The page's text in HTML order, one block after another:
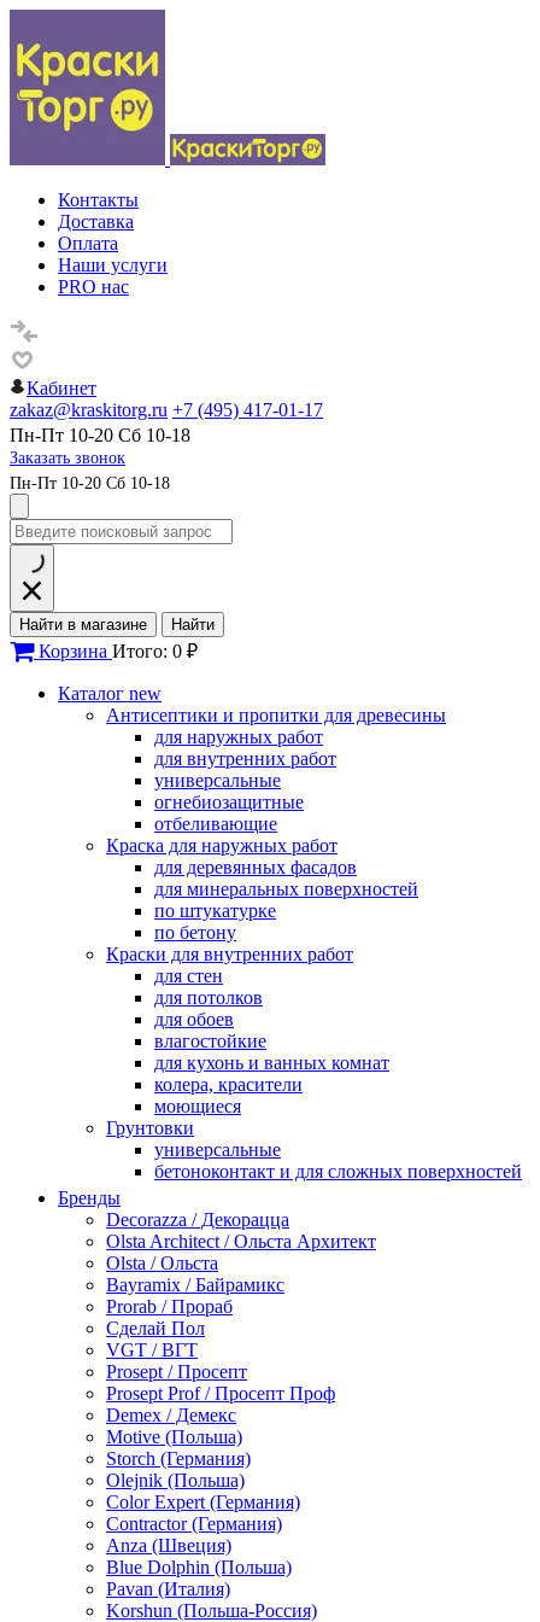
Контакты
Доставка
Оплата
Наши услуги
PRO нас
Кабинет
zakaz@kraskitorg.ru +7 (495) 417-01-17
Пн-Пт 10-20 Сб 10-18
Заказать звонок
Пн-Пт 10-20 Сб 10-18
Найти в магазине Найти
Корзина Итого: 0 ₽
Каталог new
Антисептики и пропитки для древесины
для наружных работ
для внутренних работ
универсальные
огнебиозащитные
отбеливающие
Краска для наружных работ
для деревянных фасадов
для минеральных поверхностей
по штукатурке
по бетону
Краски для внутренних работ
для стен
для потолков
для обоев
влагостойкие
для кухонь и ванных комнат
колера, красители
моющиеся
Грунтовки
универсальные
бетоноконтакт и для сложных поверхностей
по металлу
антикорозийные
под декоративные штукатурки
для гипсокартона
под штукатурку
Герметик
акриловые
силиконовые универсальные, нейтральные
силиконовые санитарные (антигрибковые)
шовные для срубов
для кровли
для каминов
полиуретановые
Декоративные штукатурки и краски
краски для декора, патина
мокрый шелк
венецианские (эффект мрамора)
песок (эффект песчаных вихрей)
декоративная шпаклевка
Бренды
Decorazza / Декорацца
Olsta Architect / Ольста Архитект
Olsta / Ольста
Bayramix / Байрамикс
Prorab / Прораб
Сделай Пол
VGT / ВГТ
Prosept / Просепт
Prosept Prof / Просепт Проф
Demex / Демекс
Motive (Польша)
Storch (Германия)
Olejnik (Польша)
Color Expert (Германия)
Contractor (Германия)
Anza (Швеция)
Blue Dolphin (Польша)
Pavan (Италия)
Korshun (Польша-Россия)